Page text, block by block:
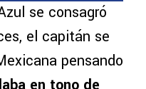
se consagró
el capitán se
pensando